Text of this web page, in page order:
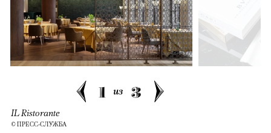
1 из 3
IL Ristorante
© ПРЕСС-СЛУЖБА